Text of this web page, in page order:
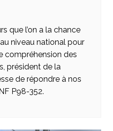
que l’on a la chance
niveau national pour
compréhension des
président de la
de répondre à nos
P98-352.